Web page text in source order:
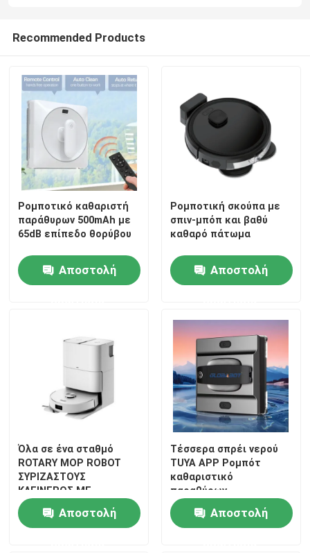
σπίτι
Προϊόντα
Recommended Products
Ρομποτικό καθαριστή
παράθυρων 500mAh με
65dB επίπεδο θορύβου
Αποστολή
Ρομποτική σκούπα με
σπιν-μπόπ και βαθύ
καθαρό πάτωμα
Αποστολή
Όλα σε ένα σταθμό
ROTARY MOP ROBOT
ΣΥΡΙΖΑΣΤΟΥΣ
ΚΛΕΙΝΕΡΟΣ ΜΕ
ΚΛΕΙΝΕΡΟΣ ΜΟΠ
Αποστολή
Τέσσερα σπρέι νερού
TUYA APP Ρομπότ
καθαριστικό
παραθύρων
καθαριστικό νερού
Αποστολή